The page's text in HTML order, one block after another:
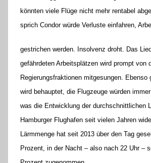
könnten viele Flüge nicht mehr rentabel
sprich Condor würde Verluste einfahren,
gestrichen werden. Insolvenz droht. Das
gefährdeten Arbeitsplätzen wird prompt von
Regierungsfraktionen mitgesungen. Ebenso
wird behauptet, die Flugzeuge würden
was die Entwicklung der durchschnittlichen
Hamburger Flughafen seit vielen Jahren
Lärmmenge hat seit 2013 über den Tag
Prozent, in der Nacht – also nach 22 Uhr –